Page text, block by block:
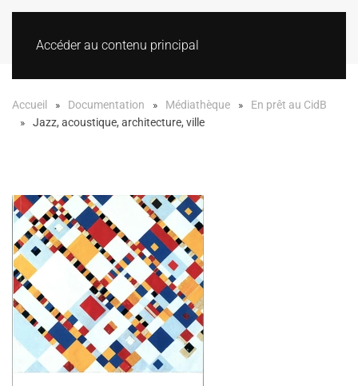
Accéder au contenu principal
Accueil Documentation Médiathèque
En prêt au CidB
Jazz, acoustique, architecture, ville